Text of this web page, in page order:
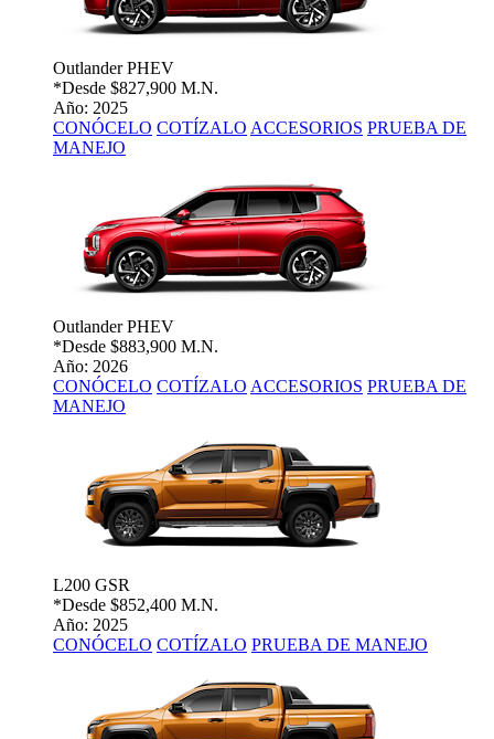
Outlander PHEV
*Desde $827,900 M.N.
Año: 2025
CONÓCELO COTÍZALO ACCESORIOS PRUEBA DE
MANEJO
Outlander PHEV
*Desde $883,900 M.N.
Año: 2026
CONÓCELO COTÍZALO ACCESORIOS PRUEBA DE
MANEJO
L200 GSR
*Desde $852,400 M.N.
Año: 2025
CONÓCELO COTÍZALO PRUEBA DE MANEJO